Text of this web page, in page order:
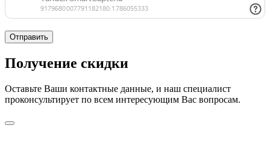
Отправить
Получение скидки
Оставьте Ваши контактные данные, и наш специалист
проконсультирует по всем интересующим Вас вопросам.